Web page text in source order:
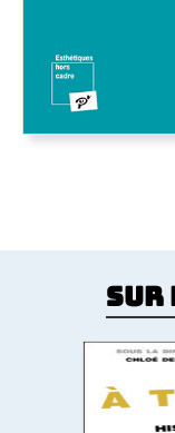
Sur